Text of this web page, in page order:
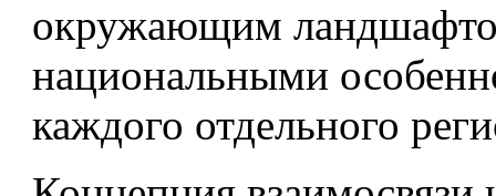
окружающим
национальными
каждого отдельного